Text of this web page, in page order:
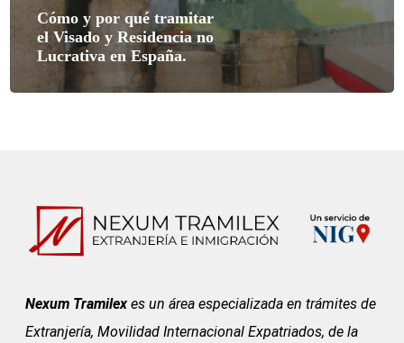
Cómo y por qué tramitar
el Visado y Residencia no
Lucrativa en España.
Nexum Tramilex es un área especializada en trámites de
Extranjería, Movilidad Internacional Expatriados, de la